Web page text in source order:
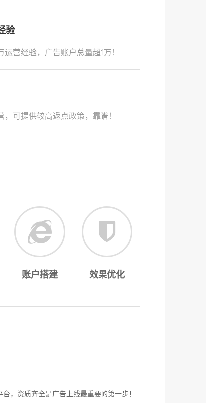
验
营经验，广告账户总量超1万！
可提供较高返点政策，靠谱！
账户搭建 效果优化
，资质齐全是广告上线最重要的第一步！